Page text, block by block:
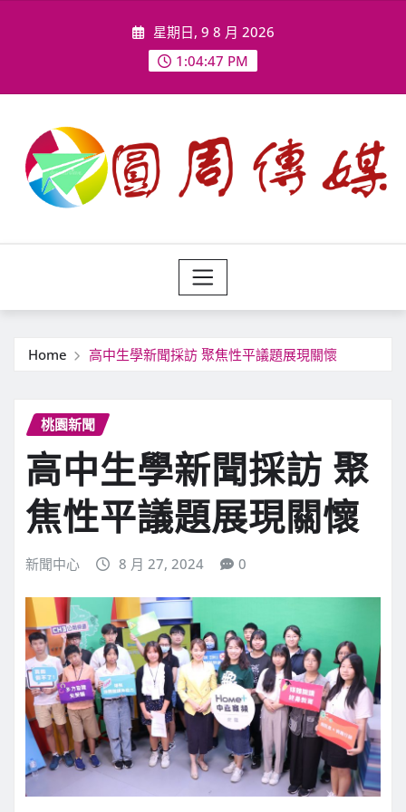
星期日, 9 8 月 2026
1:04:49 PM
Home 高中生學新聞採訪 聚焦性平議題展現關懷
桃園新聞
高中生學新聞採訪 聚
焦性平議題展現關懷
新聞中心 8 月 27, 2024 0